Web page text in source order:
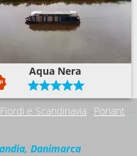
Aqua Nera
e Scandinavia Ponant
Danimarca